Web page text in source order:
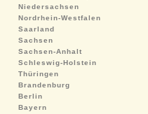
Niedersachsen
Nordrhein-Westfalen
Saarland
Sachsen
Sachsen-Anhalt
Schleswig-Holstein
Thüringen
Brandenburg
Berlin
Bayern